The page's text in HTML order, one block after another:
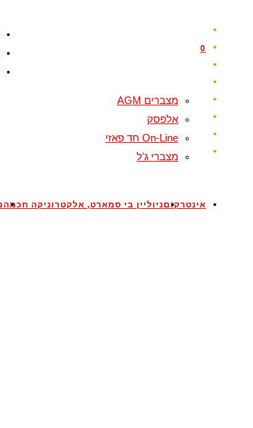
content
0
אינטרקוםניוליין בי סמארט, אלקטרוניקה חכמה
מצברים AGM
אלפסק
On-Line חד פאזי
מצברי ג'ל